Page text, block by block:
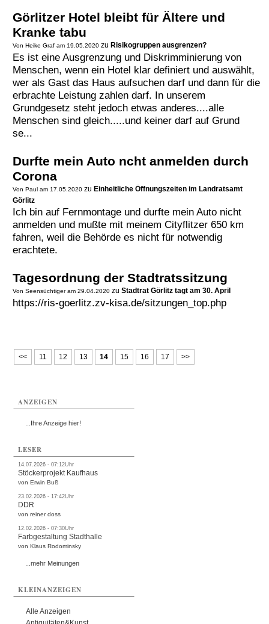
Görlitzer Hotel bleibt für Ältere und
Kranke tabu
Von Heike Graf am 19.05.2020zu Risikogruppen ausgrenzen?
Es ist eine Ausgrenzung und Diskrimminierung von
Menschen, wenn ein Hotel klar definiert und auswählt,
wer als Gast das Haus aufsuchen darf und dann für die
erbrachte Leistung zahlen darf. In unserem
Grundgesetz steht jedoch etwas anderes....alle
Menschen sind gleich.....und keiner darf auf Grund
se...
Durfte mein Auto ncht anmelden durch
Corona
Von Paul am 17.05.2020zu Einheitliche Öffnungszeiten im Landratsamt
Görlitz
Ich bin auf Fernmontage und durfte mein Auto nicht
anmelden und mußte mit meinem Cityflitzer 650 km
fahren, weil die Behörde es nicht für notwendig
erachtete.
Tagesordnung der Stadtratssitzung
Von Seensüchtiger am 29.04.2020zu Stadtrat Görlitz tagt am 30. April
https://ris-goerlitz.zv-kisa.de/sitzungen_top.php
<< 11 12 13 14 15 16 17 >>
ANZEIGEN
...Ihre Anzeige hier!
LESER
14.07.2026 - 07:12Uhr
Stöckerprojekt Kaufhaus
von Erwin Buß
23.02.2026 - 17:42Uhr
DDR
von reiner doss
12.02.2026 - 07:30Uhr
Farbgestaltung Stadthalle
von Klaus Rodominsky
...mehr Meinungen
KLEINANZEIGEN
Alle Anzeigen